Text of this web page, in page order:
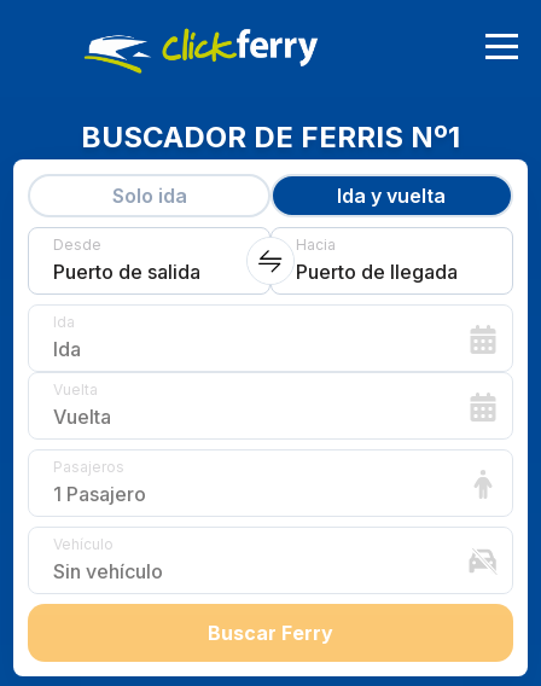
BUSCADOR DE FERRIS Nº1
Solo ida Ida y vuelta
Desde
Puerto de salida
Hacia
Puerto de llegada
Ida
Ida
Vuelta
Vuelta
Pasajeros
1 Pasajero
Vehículo
Sin vehículo
Buscar Ferry